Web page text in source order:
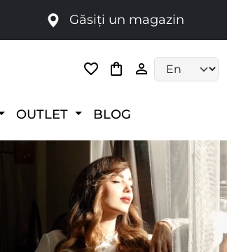
Găsiți un magazin
OUTLET BLOG